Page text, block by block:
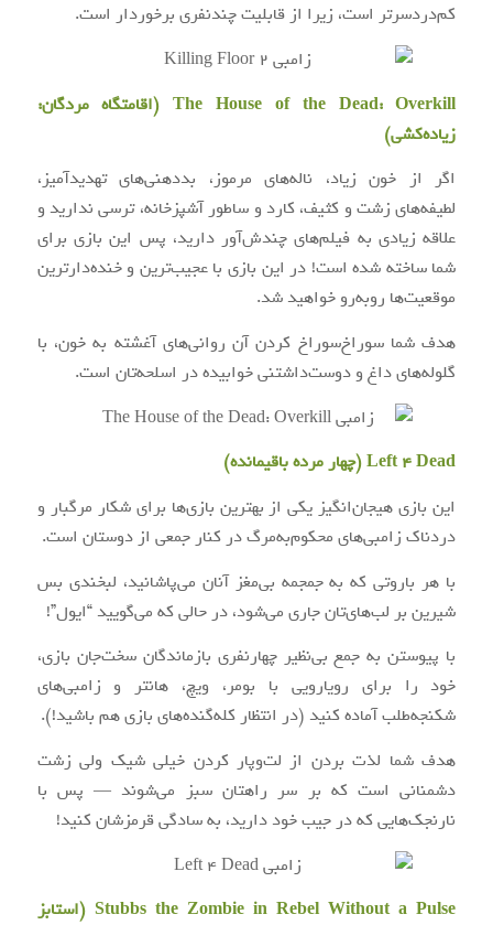
کم‌دردسرتر است، زیرا از قابلیت چندنفری برخوردار است.
The House of the Dead: Overkill (اقامتگاه مردگان:
زیاده‌کشی)
اگر از خون زیاد، ناله‌های مرموز، بددهنی‌های تهدیدآمیز،
لطیفه‌های زشت و کثیف، کارد و ساطور آشپزخانه، ترسی ندارید و
علاقه زیادی به فیلم‌های چندش‌آور دارید، پس این بازی برای
شما ساخته شده است! در این بازی با عجیب‌ترین و خنده‌دارترین
موقعیت‌ها روبه‌رو خواهید شد.
هدف شما سوراخ‌سوراخ کردن آن روانی‌های آغشته به خون، با
گلوله‌های داغ و دوست‌داشتنی خوابیده در اسلحه‌تان است.
Left 4 Dead (چهار مرده باقیمانده)
این بازی هیجان‌انگیز یکی از بهترین بازی‌ها برای شکار مرگبار و
دردناک زامبی‌های محکوم‌به‌مرگ در کنار جمعی از دوستان است.
با هر باروتی که به جمجمه بی‌‌مغز آنان می‌پاشانید، لبخندی بس
شیرین بر لب‌های‌تان جاری می‌شود، در حالی که می‌گویید “ایول”!
با پیوستن به جمع بی‌نظیر چهارنفری بازماندگان سخت‌جان بازی،
خود را برای رویارویی با بومر، ویچ، هانتر و زامبی‌های
شکنجه‌طلب آماده کنید (در انتظار کله‌گنده‌های بازی هم باشید!).
هدف شما لذت بردن از لت‌وپار کردن خیلی شیک ولی زشت
دشمنانی است که بر سر راهتان سبز می‌شوند — پس با
نارنجک‌هایی که در جیب خود دارید، به سادگی قرمزشان کنید!
Stubbs the Zombie in Rebel Without a Pulse (استابز